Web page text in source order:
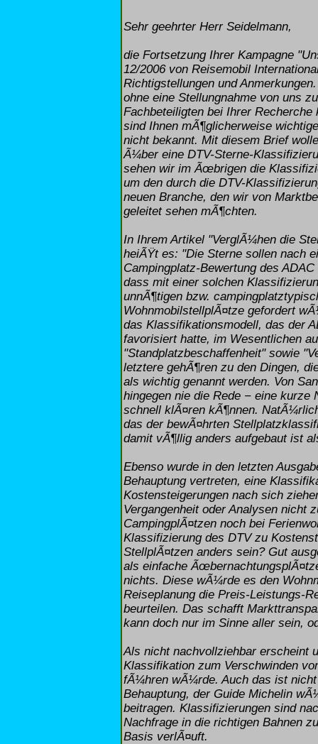
Sehr geehrter Herr Seidelmann,
die Fortsetzung Ihrer Kampagne
12/2006 von Reisemobil
Richtigstellungen und
ohne eine Stellungnahme von uns
Fachbeteiligten bei Ihrer
sind Ihnen mÃ¶glicherweise
nicht bekannt. Mit diesem Brief
Ã¼ber eine DTV-Sterne-
sehen wir im Ãœbrigen die
um den durch die DTV-
neuen Branche, den wir von
geleitet sehen mÃ¶chten.
In Ihrem Artikel "VerglÃ¼hen die
heiÃŸt es: "Die Sterne sollen nach
Campingplatz-Bewertung des
dass mit einer solchen
unnÃ¶tigen bzw.
WohnmobilstellplÃ¤tze gefordert
das Klassifikationsmodell, das der
favorisiert hatte, im Wesentlichen
"Standplatzbeschaffenheit" sowie
letztere gehÃ¶ren zu den Dingen,
als wichtig genannt werden. Von
hingegen nie die Rede − eine kurze
schnell klÃ¤ren kÃ¶nnen.
das der bewÃ¤hrten
damit vÃ¶llig anders aufgebaut ist
Ebenso wurde in den letzten
Behauptung vertreten, eine
Kostensteigerungen nach sich
Vergangenheit oder Analysen nicht
CampingplÃ¤tzen noch bei
Klassifizierung des DTV zu
StellplÃ¤tzen anders sein? Gut
als einfache
nichts. Diese wÃ¼rde es den
Reiseplanung die Preis-Leistungs-
beurteilen. Das schafft
kann doch nur im Sinne aller sein,
Als nicht nachvollziehbar erscheint
Klassifikation zum Verschwinden
fÃ¼hren wÃ¼rde. Auch das ist
Behauptung, der Guide Michelin
beitragen. Klassifizierungen sind
Nachfrage in die richtigen Bahnen
Basis verlÃ¤uft.